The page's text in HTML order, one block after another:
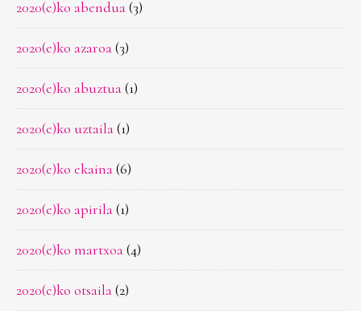
2020(e)ko abendua(3)
2020(e)ko azaroa(3)
2020(e)ko abuztua(1)
2020(e)ko uztaila(1)
2020(e)ko ekaina(6)
2020(e)ko apirila(1)
2020(e)ko martxoa(4)
2020(e)ko otsaila(2)